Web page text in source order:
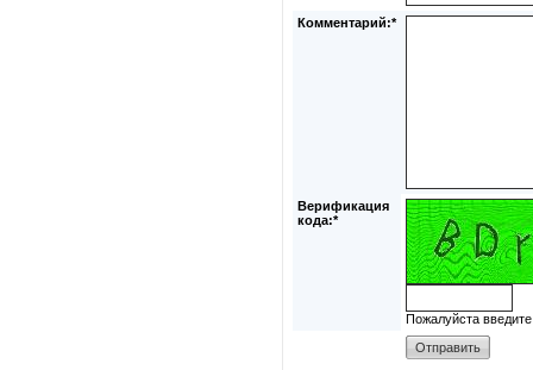
Комментарий:*
Верификация
кода:*
Пожалуйста